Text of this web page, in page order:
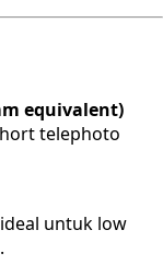
equivalent)
telephoto
untuk low